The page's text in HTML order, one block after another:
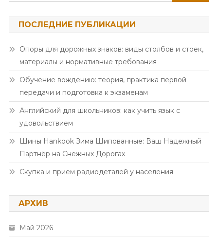
ПОСЛЕДНИЕ ПУБЛИКАЦИИ
Опоры для дорожных знаков: виды столбов и стоек,
материалы и нормативные требования
Обучение вождению: теория, практика первой
передачи и подготовка к экзаменам
Английский для школьников: как учить язык с
удовольствием
Шины Hankook Зима Шипованные: Ваш Надежный
Партнёр на Снежных Дорогах
Скупка и прием радиодеталей у населения
АРХИВ
Май 2026